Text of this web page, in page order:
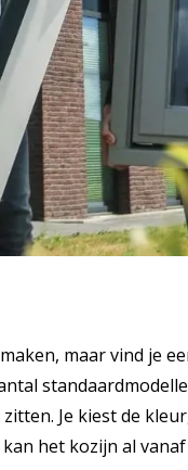
maar vind je
Je kiest de
het kozijn al